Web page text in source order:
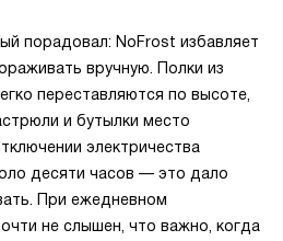
порадовал: NoFrost избавляет
вручную. Полки из
переставляются по высоте,
и бутылки место
электричества
десяти часов — это дало
При ежедневном
не слышен, что важно, когда